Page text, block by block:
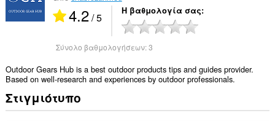
4.2/ 5 Η βαθμολογία σας
Σύνολο βαθμολογήσεων:3
Outdoor Gears Hub is a best outdoor products tips and guides provider.
Based on well-research and experiences by outdoor professionals.
Στιγμιότυπο